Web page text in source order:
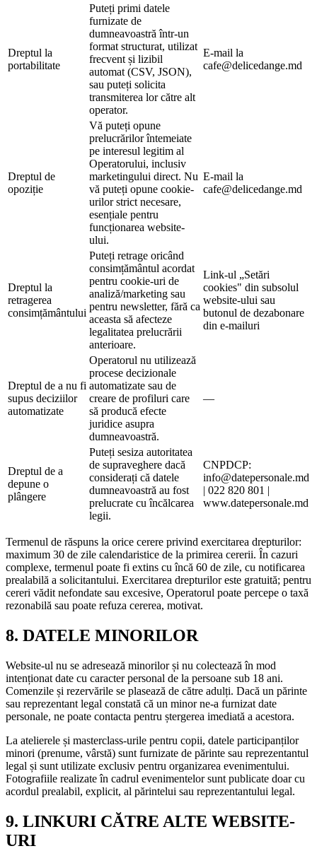
Dreptul la
portabilitate
Puteți primi datele
furnizate de
dumneavoastră într-un
format structurat, utilizat
frecvent și lizibil
automat (CSV, JSON),
sau puteți solicita
transmiterea lor către alt
operator.
E-mail la
cafe@delicedange.md
Dreptul de
opoziție
Vă puteți opune
prelucrărilor întemeiate
pe interesul legitim al
Operatorului, inclusiv
marketingului direct. Nu
vă puteți opune cookie-
urilor strict necesare,
esențiale pentru
funcționarea website-
ului.
E-mail la
cafe@delicedange.md
Dreptul la
retragerea
consimțământului
Puteți retrage oricând
consimțământul acordat
pentru cookie-uri de
analiză/marketing sau
pentru newsletter, fără ca
aceasta să afecteze
legalitatea prelucrării
anterioare.
Link-ul „Setări
cookies" din subsolul
website-ului sau
butonul de dezabonare
din e-mailuri
Dreptul de a nu fi
supus deciziilor
automatizate
Operatorul nu utilizează
procese decizionale
automatizate sau de
creare de profiluri care
să producă efecte
juridice asupra
dumneavoastră.
—
Dreptul de a
depune o
plângere
Puteți sesiza autoritatea
de supraveghere dacă
considerați că datele
dumneavoastră au fost
prelucrate cu încălcarea
legii.
CNPDCP:
info@datepersonale.md
| 022 820 801 |
www.datepersonale.md
Termenul de răspuns la orice cerere privind exercitarea drepturilor:
maximum 30 de zile calendaristice de la primirea cererii. În cazuri
complexe, termenul poate fi extins cu încă 60 de zile, cu notificarea
prealabilă a solicitantului. Exercitarea drepturilor este gratuită; pentru
cereri vădit nefondate sau excesive, Operatorul poate percepe o taxă
rezonabilă sau poate refuza cererea, motivat.
8. DATELE MINORILOR
Website-ul nu se adresează minorilor și nu colectează în mod
intenționat date cu caracter personal de la persoane sub 18 ani.
Comenzile și rezervările se plasează de către adulți. Dacă un părinte
sau reprezentant legal constată că un minor ne-a furnizat date
personale, ne poate contacta pentru ștergerea imediată a acestora.
La atelierele și masterclass-urile pentru copii, datele participanților
minori (prenume, vârstă) sunt furnizate de părinte sau reprezentantul
legal și sunt utilizate exclusiv pentru organizarea evenimentului.
Fotografiile realizate în cadrul evenimentelor sunt publicate doar cu
acordul prealabil, explicit, al părintelui sau reprezentantului legal.
9. LINKURI CĂTRE ALTE WEBSITE-
URI